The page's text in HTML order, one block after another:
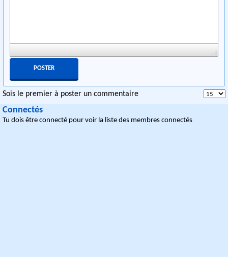
Sois le premier à poster un commentaire
Connectés
Tu dois être connecté pour voir la liste des membres connectés